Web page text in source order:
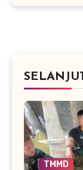
TMMD